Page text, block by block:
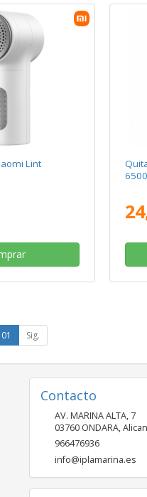
Lint
01 Sig.
Contacto
AV. MARINA ALTA, 7
03760 ONDARA,
966476936
info@iplamarina.es